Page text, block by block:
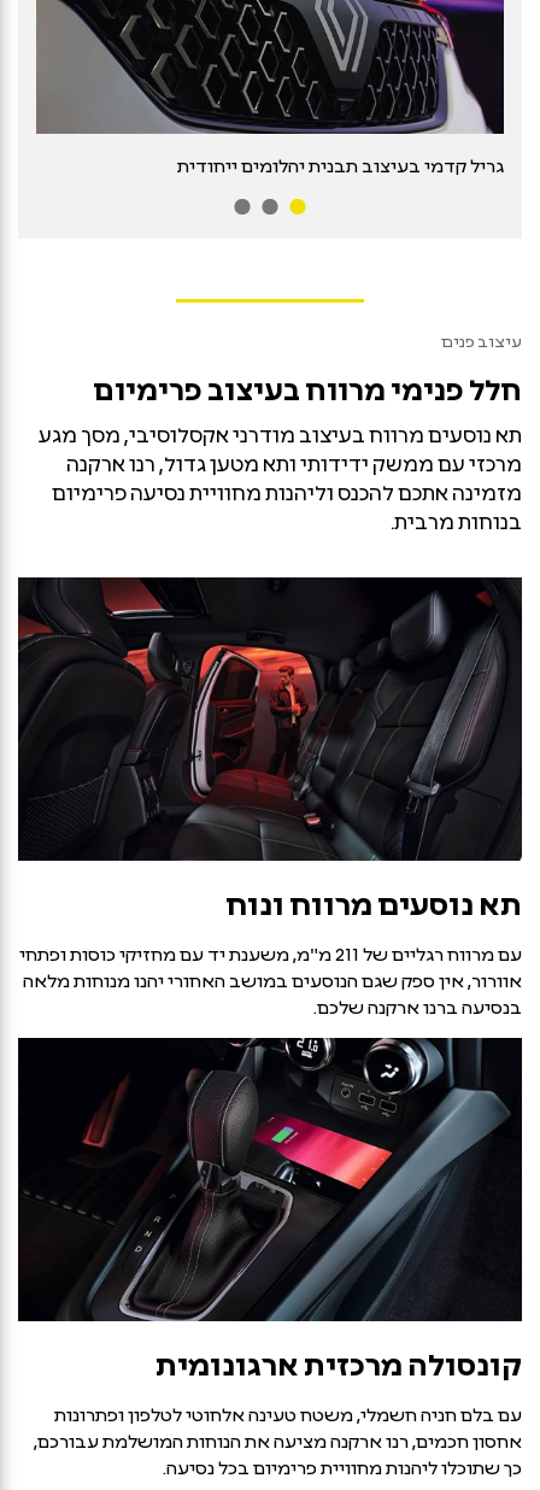
גריל קדמי בעיצוב תבנית יהלומים ייחודית
עיצוב פנים
חלל פנימי מרווח בעיצוב פרימיום
תא נוסעים מרווח בעיצוב מודרני אקסלוסיבי, מסך מגע
מרכזי עם ממשק ידידותי ותא מטען גדול, רנו ארקנה
מזמינה אתכם להכנס וליהנות מחוויית נסיעה פרימיום
בנוחות מרבית.
תא נוסעים מרווח ונוח
עם מרווח רגליים של 211 מ"מ, משענת יד עם מחזיקי כוסות ופתחי
אוורור, אין ספק שגם הנוסעים במושב האחורי יהנו מנוחות מלאה
בנסיעה ברנו ארקנה שלכם.
קונסולה מרכזית ארגונומית
עם בלם חניה חשמלי, משטח טעינה אלחוטי לטלפון ופתרונות
אחסון חכמים, רנו ארקנה מציעה את הנוחות המושלמת עבורכם,
כך שתוכלו ליהנות מחוויית פרימיום בכל נסיעה.